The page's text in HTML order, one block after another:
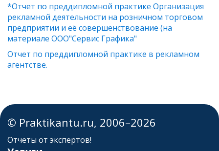
*Отчет по преддипломной практике Организация
рекламной деятельности на розничном торговом
предприятии и её совершенствование (на
материале ООО"Сервис Графика"
Отчет по преддипломной практике в рекламном
агентстве.
© Praktikantu.ru, 2006–2026
Отчеты от экспертов!